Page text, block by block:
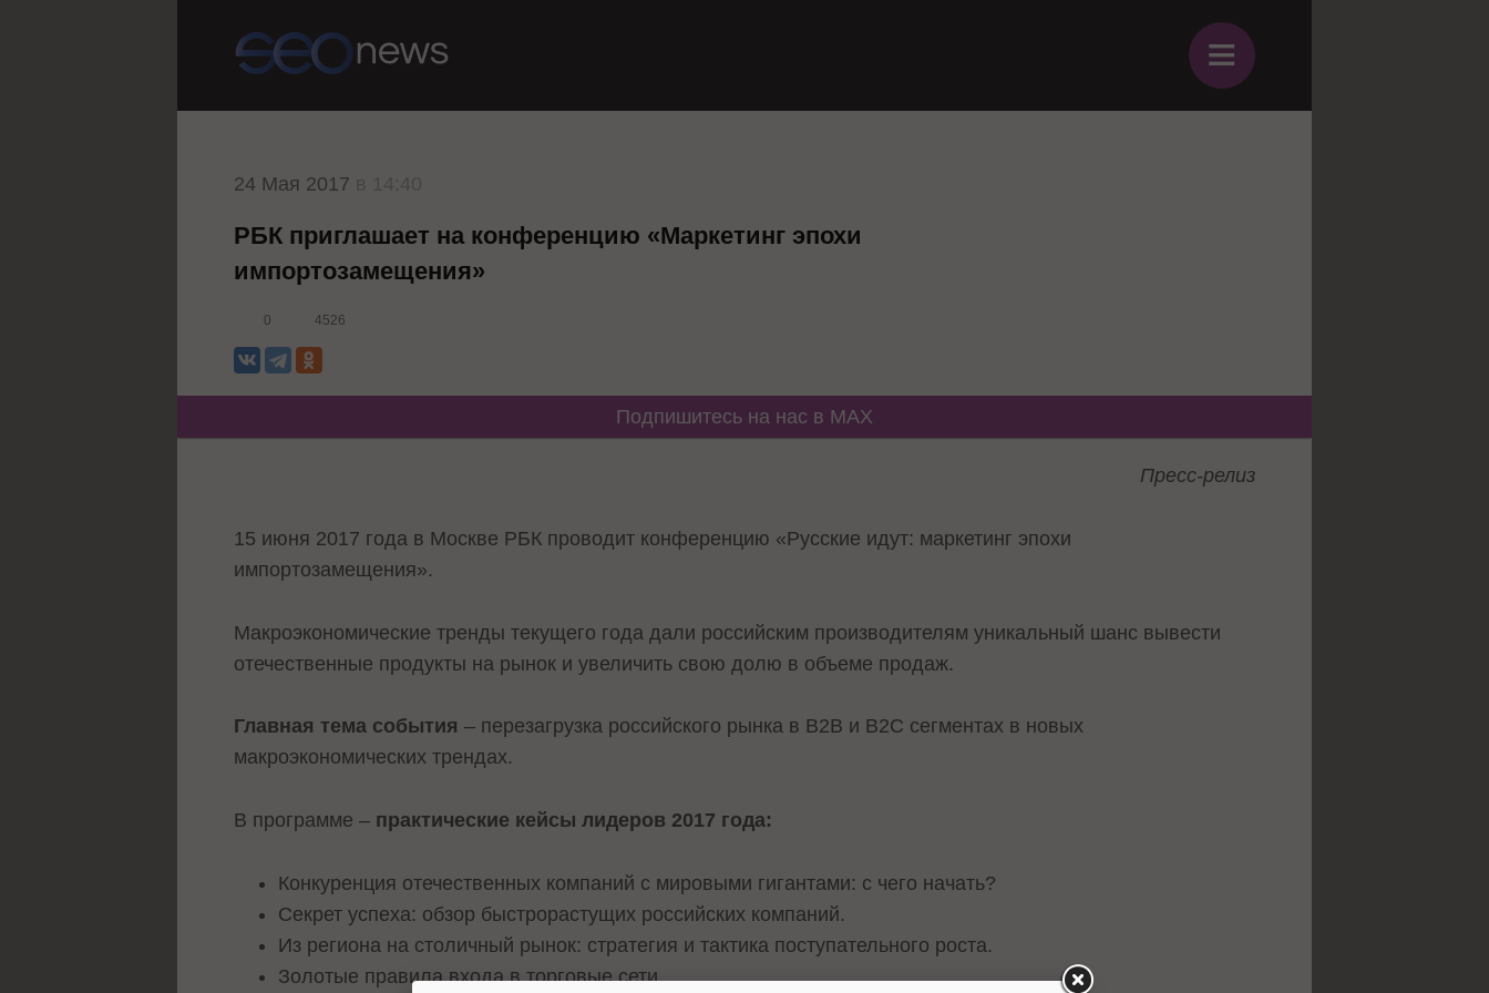
≡
24 Мая 2017
РБК приглашает на конференцию «Маркетинг эпохи
импортозамещения»
0 4526
Подпишитесь на нас в MAX
Пресс-релиз
15 июня 2017 года в Москве РБК проводит конференцию «Русские идут: маркетинг эпохи
импортозамещения».
Макроэкономические тренды текущего года дали российским производителям уникальный шанс вывести
отечественные продукты на рынок и увеличить свою долю в объеме продаж.
Главная тема события – перезагрузка российского рынка в B2B и B2C сегментах в новых
макроэкономических трендах.
В программе – практические кейсы лидеров 2017 года:
Конкуренция отечественных компаний с мировыми гигантами: с чего начать?
Секрет успеха: обзор быстрорастущих российских компаний.
Из региона на столичный рынок: стратегия и тактика поступательного роста.
Золотые правила входа в торговые сети.